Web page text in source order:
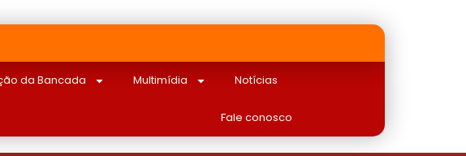
da Bancada Multimídia Notícias
Fale conosco